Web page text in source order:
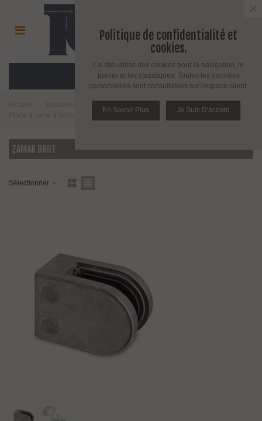
MENU
ZAMAK BRUT
Sélectionner
Politique de confidentialité et
cookies.
Ce site utilise des cookies pour la navigation, le
panier et les statistiques. Toutes les données
personnelles sont consultables sur l'espace client.
En Savoir Plus Je Suis D'accord